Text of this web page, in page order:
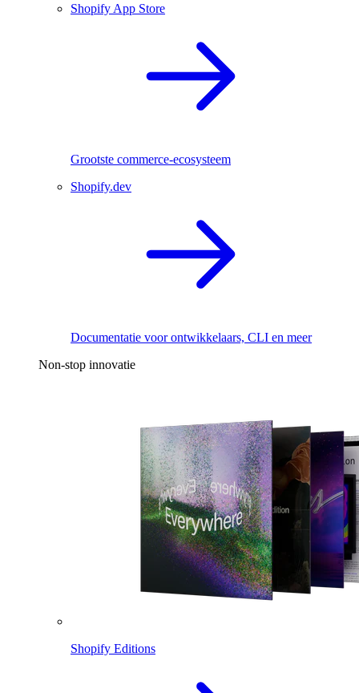
Shopify App Store
Grootste commerce-ecosysteem
Shopify.dev
Documentatie voor ontwikkelaars, CLI en meer
Non-stop innovatie
Shopify Editions